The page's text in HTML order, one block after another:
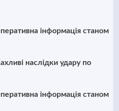
інформація станом
наслідки удару по
інформація станом